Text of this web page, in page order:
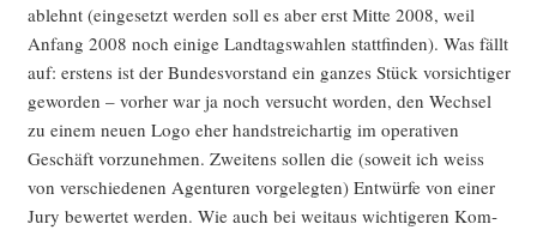
ablehnt (ein­ge­setzt wer­den soll es aber erst Mit­te 2008, weil
Anfang 2008 noch eini­ge Land­tags­wah­len statt­fin­den). Was fällt
auf: ers­tens ist der Bun­des­vor­stand ein gan­zes Stück vor­sich­ti­ger
gewor­den – vor­her war ja noch ver­sucht wor­den, den Wech­sel
zu einem neu­en Logo eher hand­streich­ar­tig im ope­ra­ti­ven
Geschäft vor­zu­neh­men. Zwei­tens sol­len die (soweit ich weiss
von ver­schie­de­nen Agen­tu­ren vor­ge­leg­ten) Ent­wür­fe von einer
Jury bewer­tet wer­den. Wie auch bei weit­aus wich­ti­ge­ren Kom­